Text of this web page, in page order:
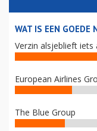
WAT IS EEN GOEDE
Verzin alsjeblieft iets
European Airlines
The Blue Group